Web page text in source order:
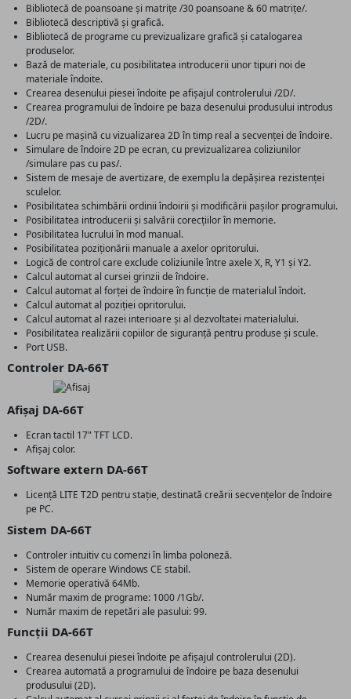
Bibliotecă de poansoane și matrițe /30 poansoane & 60 matrițe/.
Bibliotecă descriptivă și grafică.
Bibliotecă de programe cu previzualizare grafică și catalogarea
produselor.
Bază de materiale, cu posibilitatea introducerii unor tipuri noi de
materiale îndoite.
Crearea desenului piesei îndoite pe afișajul controlerului /2D/.
Crearea programului de îndoire pe baza desenului produsului introdus
/2D/.
Lucru pe mașină cu vizualizarea 2D în timp real a secvenței de îndoire.
Simulare de îndoire 2D pe ecran, cu previzualizarea coliziunilor
/simulare pas cu pas/.
Sistem de mesaje de avertizare, de exemplu la depășirea rezistenței
sculelor.
Posibilitatea schimbării ordinii îndoirii și modificării pașilor programului.
Posibilitatea introducerii și salvării corecțiilor în memorie.
Posibilitatea lucrului în mod manual.
Posibilitatea poziționării manuale a axelor opritorului.
Logică de control care exclude coliziunile între axele X, R, Y1 și Y2.
Calcul automat al cursei grinzii de îndoire.
Calcul automat al forței de îndoire în funcție de materialul îndoit.
Calcul automat al poziției opritorului.
Calcul automat al razei interioare și al dezvoltatei materialului.
Posibilitatea realizării copiilor de siguranță pentru produse și scule.
Port USB.
Controler DA-66T
Afișaj DA-66T
Ecran tactil 17" TFT LCD.
Afișaj color.
Software extern DA-66T
Licență LITE T2D pentru stație, destinată creării secvențelor de îndoire
pe PC.
Sistem DA-66T
Controler intuitiv cu comenzi în limba poloneză.
Sistem de operare Windows CE stabil.
Memorie operativă 64Mb.
Număr maxim de programe: 1000 /1Gb/.
Număr maxim de repetări ale pasului: 99.
Funcții DA-66T
Crearea desenului piesei îndoite pe afișajul controlerului (2D).
Crearea automată a programului de îndoire pe baza desenului
produsului (2D).